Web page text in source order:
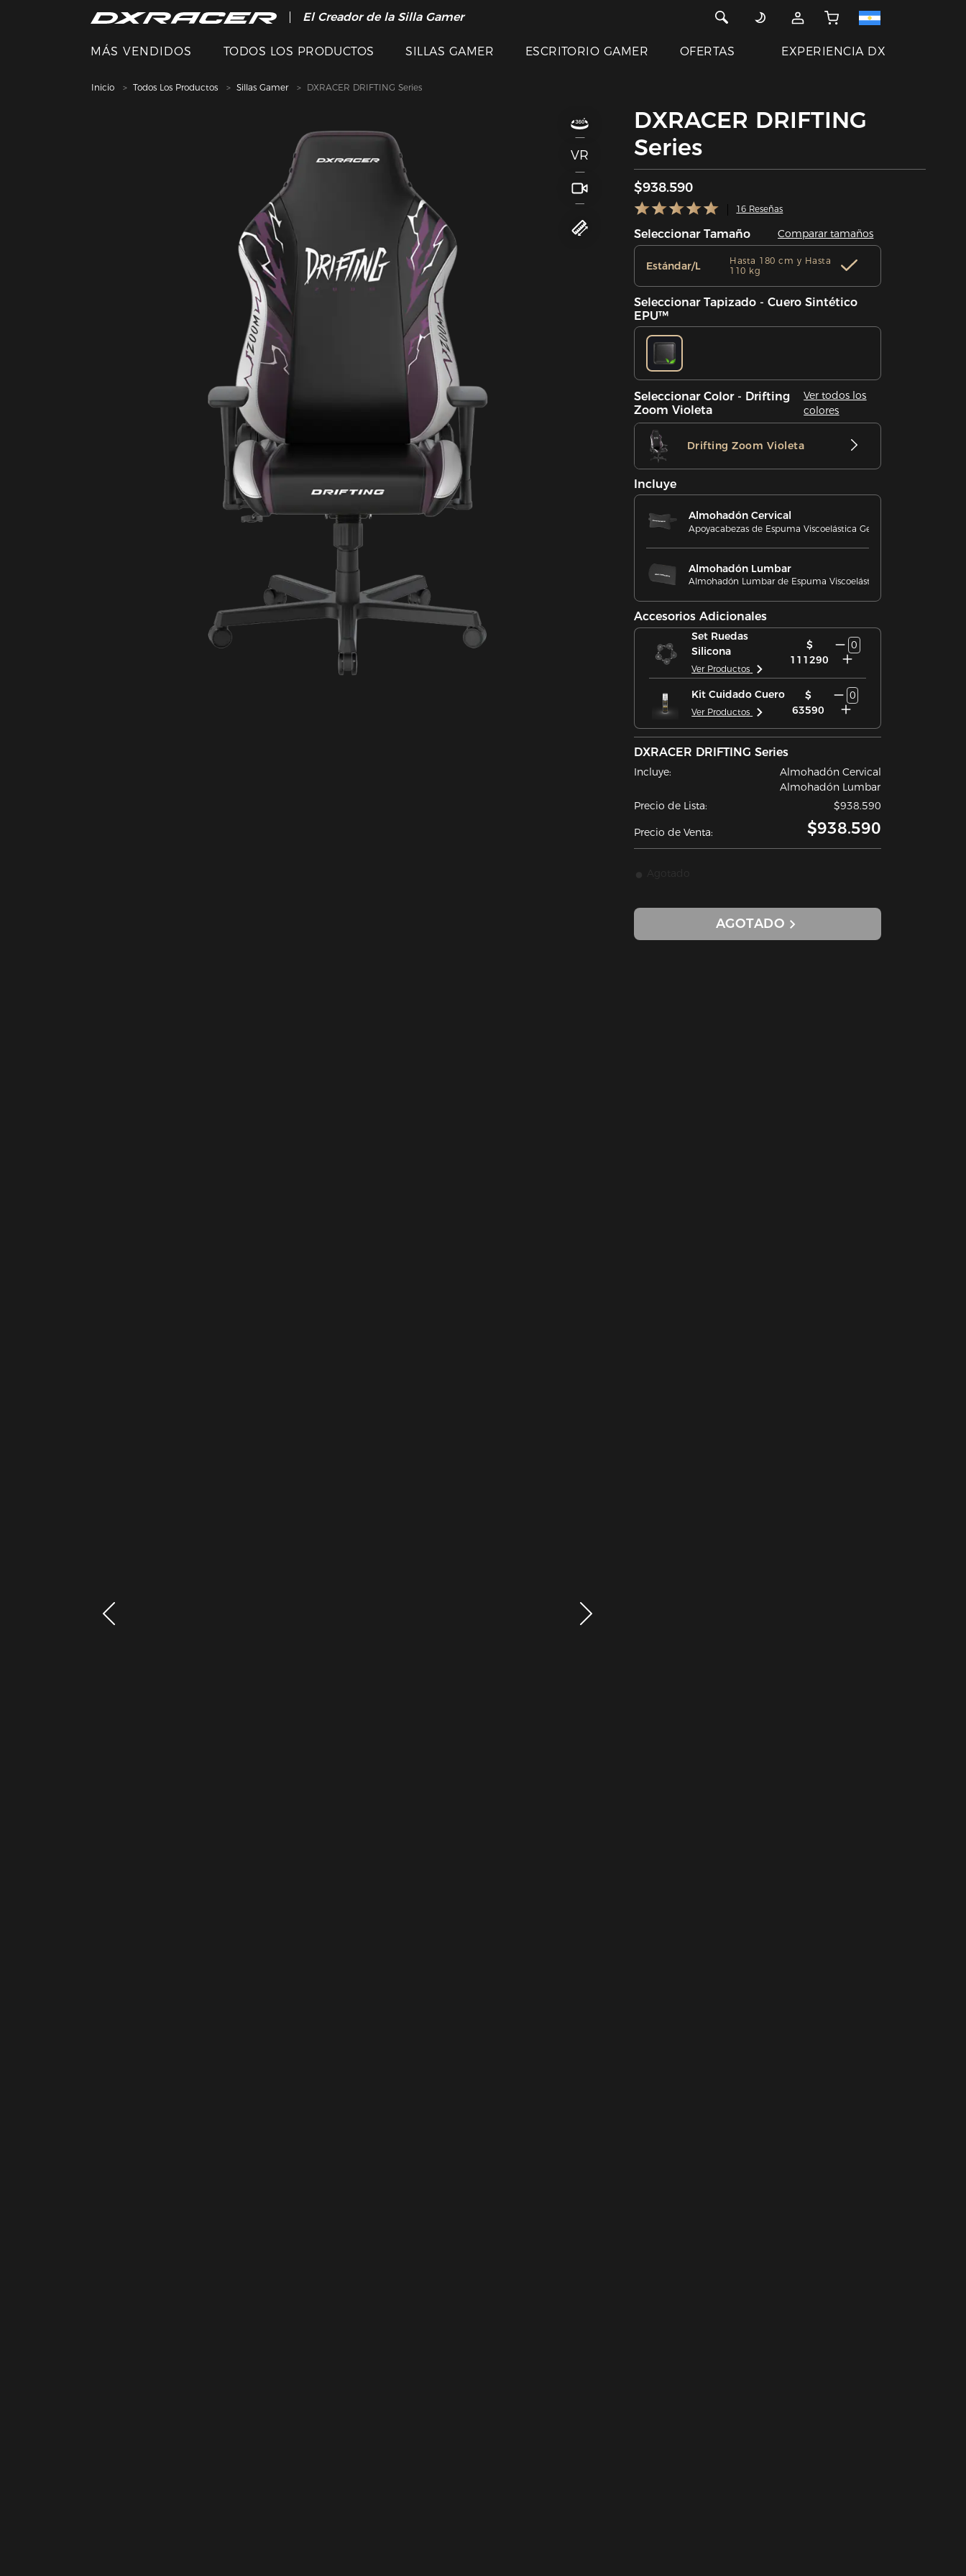
El Creador de la Silla Gamer
MÁS VENDIDOS TODOS LOS PRODUCTOS SILLAS GAMER ESCRITORIO GAMER OFERTAS EXPERIENCIA DX
Inicio Todos Los Productos Sillas Gamer DXRACER DRIFTING Series
VR
DXRACER DRIFTING
Series
$938.590
16 Reseñas
Seleccionar Tamaño Comparar tamaños
Estándar/L
Hasta 180 cm y Hasta
110 kg
Seleccionar Tapizado - Cuero Sintético
EPU™
Seleccionar Color - Drifting
Zoom Violeta
Ver todos los
colores
Drifting Zoom Violeta
Incluye
Almohadón Cervical
Apoyacabezas de Espuma Viscoelástica Gel Frío
Almohadón Lumbar
Almohadón Lumbar de Espuma Viscoelástica
Accesorios Adicionales
Set Ruedas
Silicona
Ver Productos
$
111290
0
Kit Cuidado Cuero
Ver Productos
$
63590
0
DXRACER DRIFTING Series
Incluye:
Almohadón Cervical
Almohadón Lumbar
Precio de Lista:
$938.590
Precio de Venta: $938.590
AGOTADO